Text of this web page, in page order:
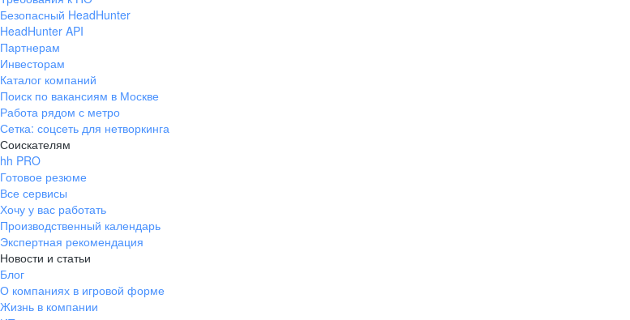
Безопасный HeadHunter
HeadHunter API
Партнерам
Инвесторам
Каталог компаний
Поиск по вакансиям в Москве
Работа рядом с метро
Сетка: соцсеть для нетворкинга
Соискателям
hh PRO
Готовое резюме
Все сервисы
Хочу у вас работать
Производственный календарь
Экспертная рекомендация
Новости и статьи
Блог
О компаниях в игровой форме
Жизнь в компании